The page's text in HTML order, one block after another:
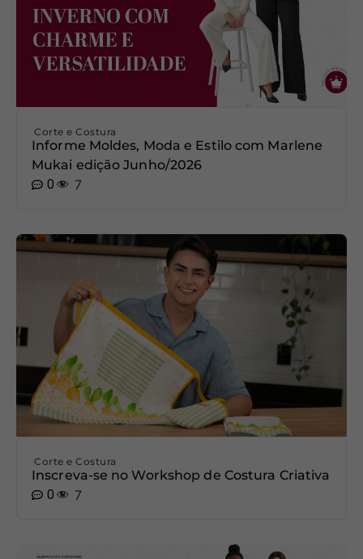
Corte e Costura
Informe Moldes, Moda e Estilo com Marlene
Mukai edição Junho/2026
0
7
Corte e Costura
Inscreva-se no Workshop de Costura Criativa
0
7